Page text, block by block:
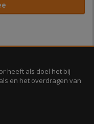
heeft als doel het bij
en het overdragen van